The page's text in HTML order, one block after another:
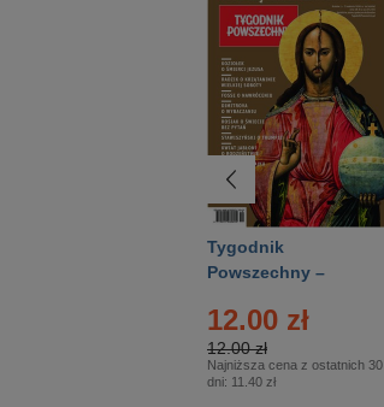
Tygodnik
Powszechny –
12.00 zł
12.00 zł
Najniższa cena z ostatnich 30
dni: 11.40 zł